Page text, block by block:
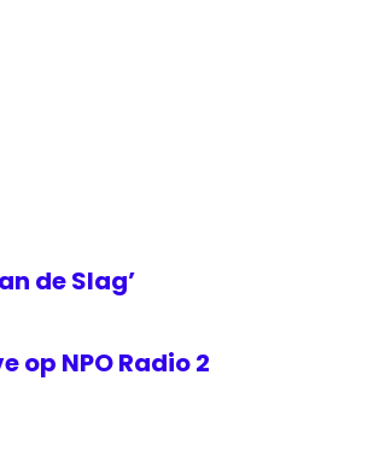
de Slag’
op NPO Radio 2